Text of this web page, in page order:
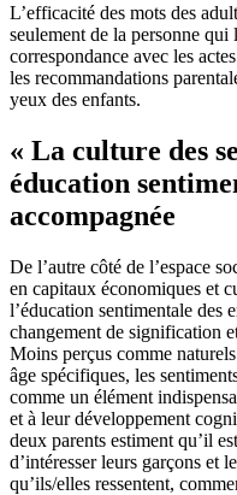
L’efficacité des mots des
seulement de la personne qui
correspondance avec les
les recommandations
yeux des enfants.
« La culture des
éducation
accompagnée
De l’autre côté de l’espace
en capitaux économiques et
l’éducation sentimentale des
changement de signification
Moins perçus comme
âge spécifiques, les
comme un élément
et à leur développement
deux parents estiment qu’il
d’intéresser leurs garçons et
qu’ils/elles ressentent,